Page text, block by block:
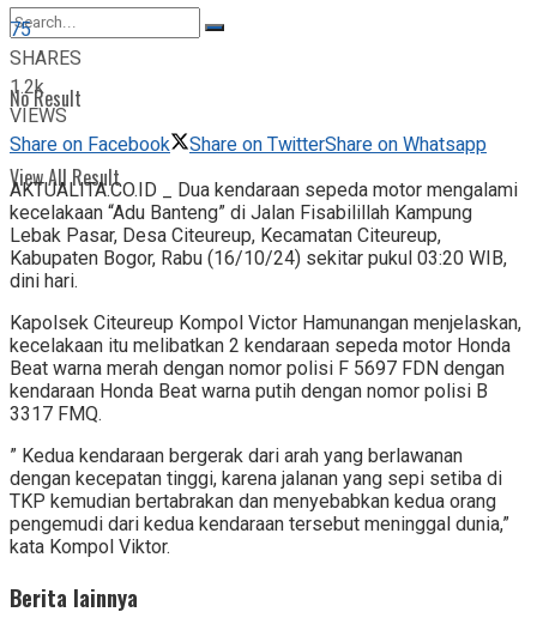
View All Result
No Result
View All Result
75
SHARES
1.2k
VIEWS
Share on Facebook
Share on TwitterShare on Whatsapp
AKTUALITA.CO.ID _ Dua kendaraan sepeda motor mengalami
kecelakaan “Adu Banteng” di Jalan Fisabilillah Kampung
Lebak Pasar, Desa Citeureup, Kecamatan Citeureup,
Kabupaten Bogor, Rabu (16/10/24) sekitar pukul 03:20 WIB,
dini hari.
Kapolsek Citeureup Kompol Victor Hamunangan menjelaskan,
kecelakaan itu melibatkan 2 kendaraan sepeda motor Honda
Beat warna merah dengan nomor polisi F 5697 FDN dengan
kendaraan Honda Beat warna putih dengan nomor polisi B
3317 FMQ.
” Kedua kendaraan bergerak dari arah yang berlawanan
dengan kecepatan tinggi, karena jalanan yang sepi setiba di
TKP kemudian bertabrakan dan menyebabkan kedua orang
pengemudi dari kedua kendaraan tersebut meninggal dunia,”
kata Kompol Viktor.
Berita lainnya